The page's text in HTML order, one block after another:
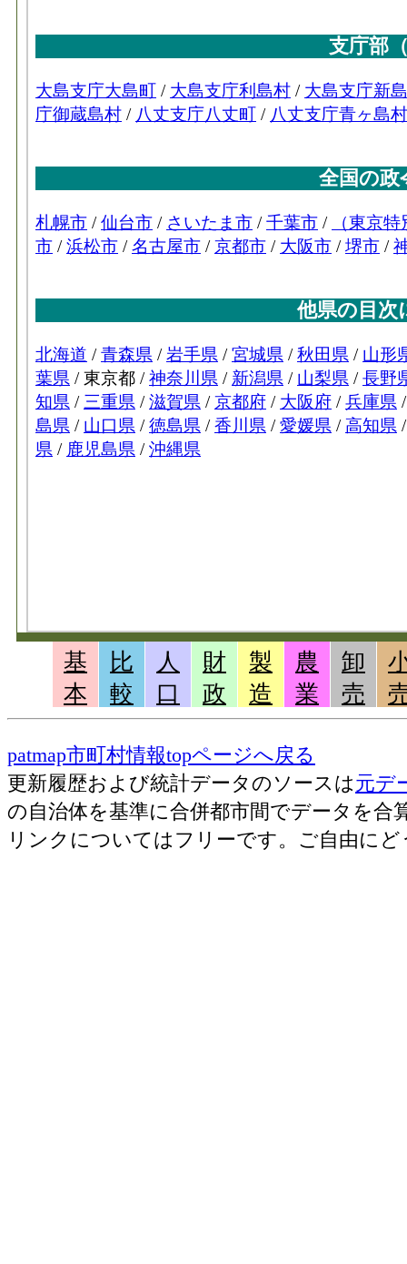
基
本
比
較
人
口
財
政
製
造
農
業
卸
売
patmap市町村情報topページへ戻る
更新履歴および統計データのソースは元デ
の自治体を基準に合併都市間でデータを合
リンクについてはフリーです。ご自由にど